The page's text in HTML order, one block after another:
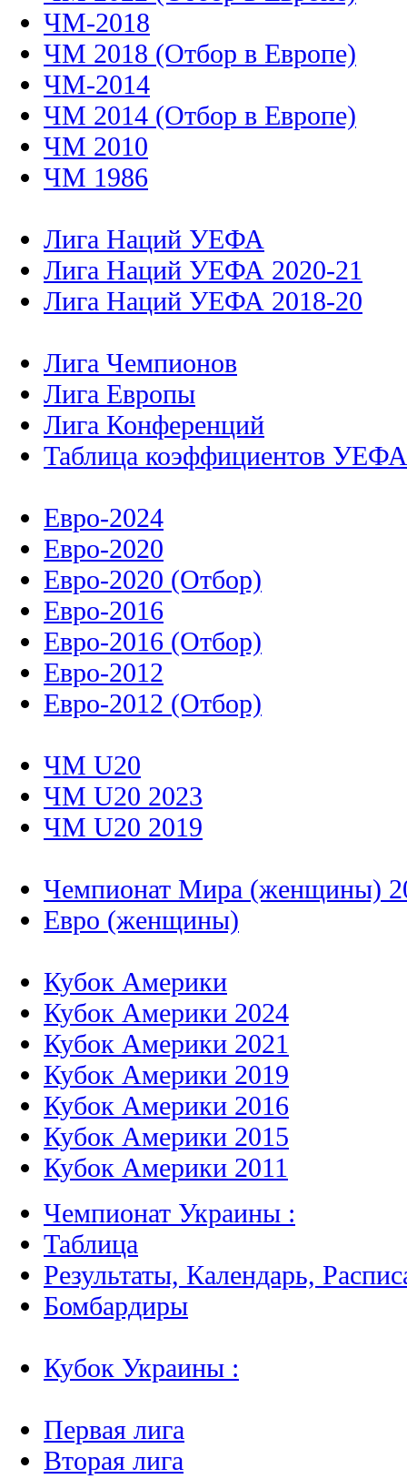
ЧМ-2018
ЧМ 2018 (Отбор в Европе)
ЧМ-2014
ЧМ 2014 (Отбор в Европе)
ЧМ 2010
ЧМ 1986
Лига Наций УЕФА
Лига Наций УЕФА 2020-21
Лига Наций УЕФА 2018-20
Лига Чемпионов
Лига Европы
Лига Конференций
Таблица коэффициентов УЕФА
Евро-2024
Евро-2020
Евро-2020 (Отбор)
Евро-2016
Евро-2016 (Отбор)
Евро-2012
Евро-2012 (Отбор)
ЧМ U20
ЧМ U20 2023
ЧМ U20 2019
Чемпионат Мира (женщины)
Евро (женщины)
Кубок Америки
Кубок Америки 2024
Кубок Америки 2021
Кубок Америки 2019
Кубок Америки 2016
Кубок Америки 2015
Кубок Америки 2011
Чемпионат Украины :
Таблица
Результаты, Календарь,
Бомбардиры
Кубок Украины :
Первая лига
Вторая лига